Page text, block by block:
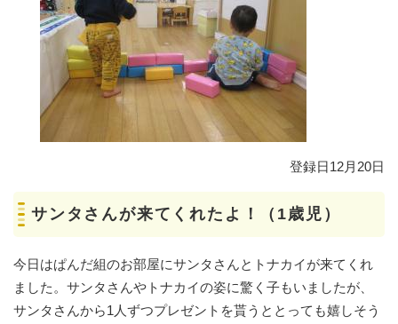
登録日12月20日
サンタさんが来てくれたよ！（1歳児）
今日はぱんだ組のお部屋にサンタさんとトナカイが来てくれ
ました。サンタさんやトナカイの姿に驚く子もいましたが、
サンタさんから1人ずつプレゼントを貰うととっても嬉しそう